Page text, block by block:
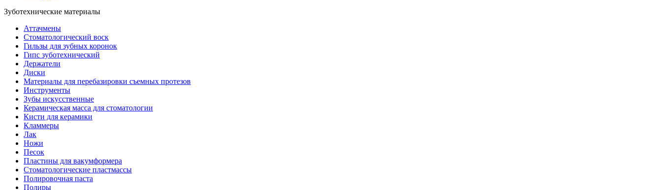
Зуботехнические материалы
Аттачмены
Стоматологический воск
Гильзы для зубных коронок
Гипс зуботехнический
Держатели
Диски
Материалы для перебазировки съемных протезов
Инструменты
Зубы искусственные
Керамическая масса для стоматологии
Кисти для керамики
Кламмеры
Лак
Ножи
Песок
Пластины для вакумформера
Стоматологические пластмассы
Полировочная паста
Полиры